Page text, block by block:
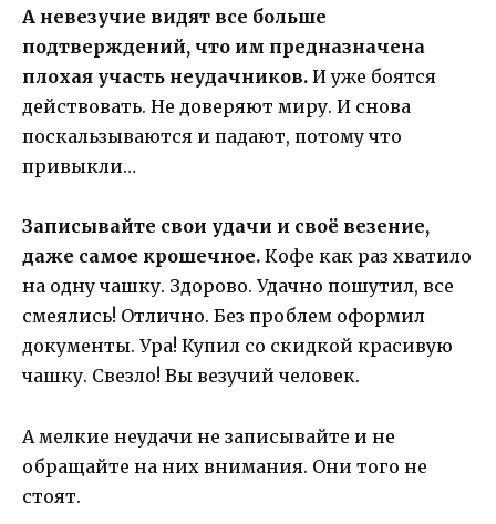
А невезучие видят все больше
подтверждений, что им предназначена
плохая участь неудачников. И уже боятся
действовать. Не доверяют миру. И снова
поскальзываются и падают, потому что
привыкли…
Записывайте свои удачи и своё везение,
даже самое крошечное. Кофе как раз хватило
на одну чашку. Здорово. Удачно пошутил, все
смеялись! Отлично. Без проблем оформил
документы. Ура! Купил со скидкой красивую
чашку. Свезло! Вы везучий человек.
А мелкие неудачи не записывайте и не
обращайте на них внимания. Они того не
стоят.